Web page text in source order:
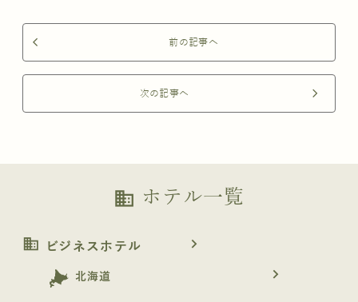
arrow_back_ios 前の記事へ
次の記事へ arrow_forward_ios
business ホテル一覧
business ビジネスホテル navigate_next
北海道 navigate_next